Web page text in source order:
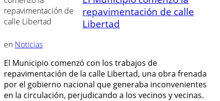
repavimentación de calle
Libertad
en Noticias
El Municipio comenzó con los trabajos de
repavimentación de la calle Libertad, una obra frenada
por el gobierno nacional que generaba inconvenientes
en la circulación, perjudicando a los vecinos y vecinas.